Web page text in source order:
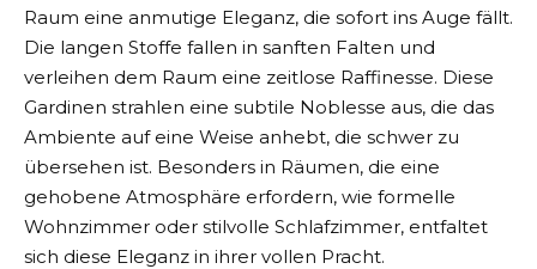
Raum eine anmutige Eleganz, die sofort ins Auge fällt.
Die langen Stoffe fallen in sanften Falten und
verleihen dem Raum eine zeitlose Raffinesse. Diese
Gardinen strahlen eine subtile Noblesse aus, die das
Ambiente auf eine Weise anhebt, die schwer zu
übersehen ist. Besonders in Räumen, die eine
gehobene Atmosphäre erfordern, wie formelle
Wohnzimmer oder stilvolle Schlafzimmer, entfaltet
sich diese Eleganz in ihrer vollen Pracht.